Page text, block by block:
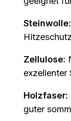
Steinwolle:
Zellulose:
exzellenter
Holzfaser:
guter